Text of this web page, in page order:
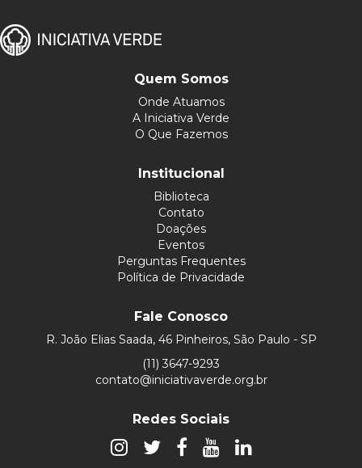
Quem Somos
Onde Atuamos
A Iniciativa Verde
O Que Fazemos
Institucional
Biblioteca
Contato
Doações
Eventos
Perguntas Frequentes
Política de Privacidade
Fale Conosco
R. João Elias Saada, 46 Pinheiros, São Paulo - SP
(11) 3647-9293
contato@iniciativaverde.org.br
Redes Sociais